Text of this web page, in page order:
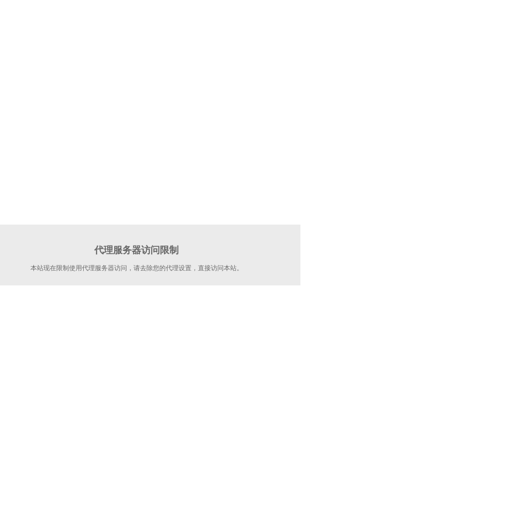
代理服务器访问限制
本站现在限制使用代理服务器访问，请去除您的代理设置，直接访问本站。